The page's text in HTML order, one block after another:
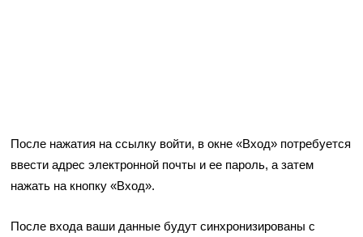
После нажатия на ссылку войти, в окне «Вход» потребуется
ввести адрес электронной почты и ее пароль, а затем
нажать на кнопку «Вход».
После входа ваши данные будут синхронизированы с